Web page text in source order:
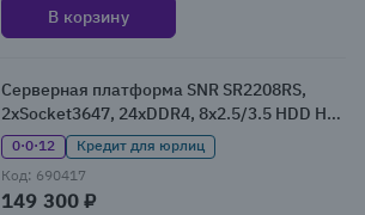
В корзину
Серверная платформа SNR SR2208RS,
2xSocket3647, 24xDDR4, 8x2.5/3.5 HDD HS,
Redundant 2x800 Вт 2U (SNR-SR2208RS)
0·0·12
Кредит для юрлиц
Код: 690417
149 300 ₽